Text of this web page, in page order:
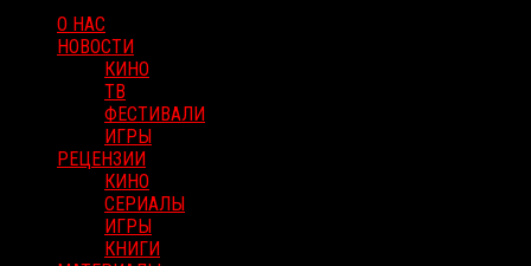
О НАС
НОВОСТИ
КИНО
ТВ
ФЕСТИВАЛИ
ИГРЫ
РЕЦЕНЗИИ
КИНО
СЕРИАЛЫ
ИГРЫ
КНИГИ